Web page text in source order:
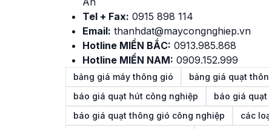
Tel + Fax: 0915 898 114
Email: thanhdat@maycongnghiep.vn
Hotline MIỀN BẮC: 0913.985.868
Hotline MIỀN NAM: 0909.152.999
bảng giá máy thông gió bảng giá quạt
báo giá quạt hút công nghiệp
báo giá
báo giá quạt thông gió công nghiệp
các